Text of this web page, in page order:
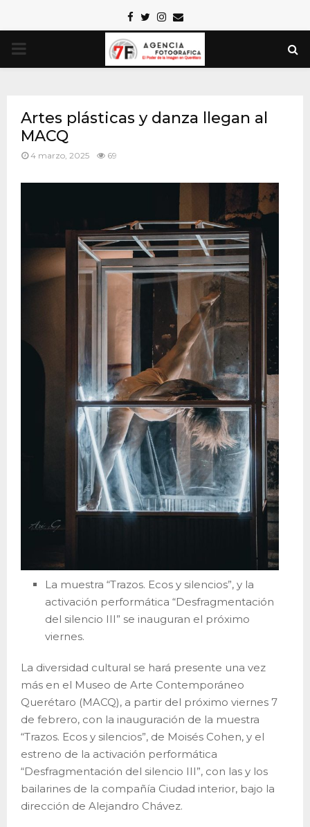
Facebook
TwitterInstagram
Email
PRIMARY
Artes plásticas y danza llegan al
MACQ
4 marzo, 2025 69
La muestra “Trazos. Ecos y silencios”, y la
activación performática “Desfragmentación
del silencio III” se inauguran el próximo
viernes.
La diversidad cultural se hará presente una vez
más en el Museo de Arte Contemporáneo
Querétaro (MACQ), a partir del próximo viernes 7
de febrero, con la inauguración de la muestra
“Trazos. Ecos y silencios”, de Moisés Cohen, y el
estreno de la activación performática
“Desfragmentación del silencio III”, con las y los
bailarines de la compañía Ciudad interior, bajo la
dirección de Alejandro Chávez.